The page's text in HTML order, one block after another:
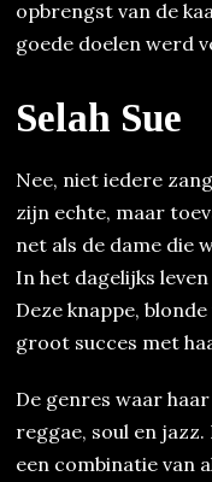
opbrengst van de
goede doelen werd
Selah Sue
Nee, niet iedere
zijn echte, maar
net als de dame die
In het dagelijks leven
Deze knappe,
groot succes met
De genres waar
reggae, soul en
een combinatie van